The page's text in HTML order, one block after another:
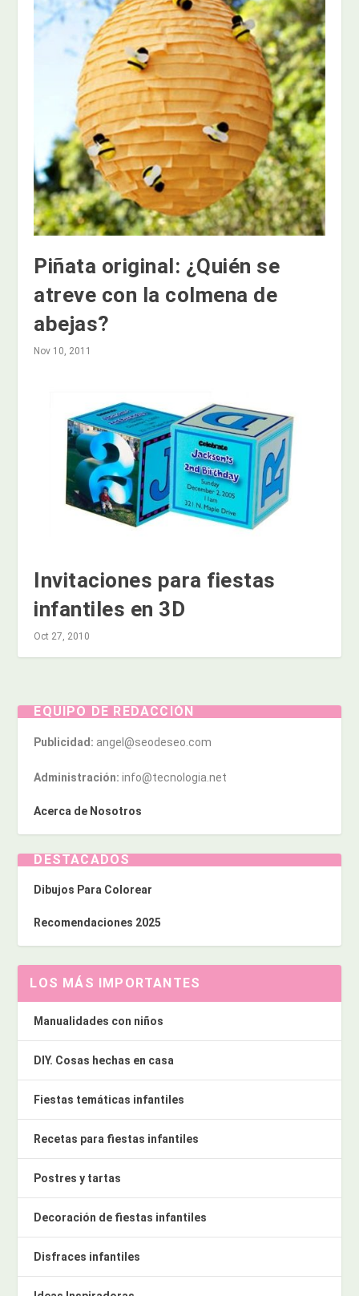
Piñata original: ¿Quién se
atreve con la colmena de
abejas?
Nov 10, 2011
Invitaciones para fiestas
infantiles en 3D
Oct 27, 2010
EQUIPO DE REDACCIÓN
Publicidad: angel@seodeseo.com
Administración: info@tecnologia.net
Acerca de Nosotros
DESTACADOS
Dibujos Para Colorear
Recomendaciones 2025
LOS MÁS IMPORTANTES
Manualidades con niños
DIY. Cosas hechas en casa
Fiestas temáticas infantiles
Recetas para fiestas infantiles
Postres y tartas
Decoración de fiestas infantiles
Disfraces infantiles